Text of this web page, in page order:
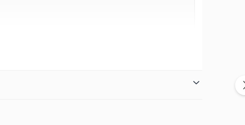
și naturalețe. Efectul vizual se apropie de cel